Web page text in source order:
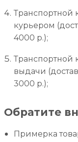
Транспортной
курьером
4000 р.);
Транспортной
выдачи
3000 р.);
Обратите
Примерка